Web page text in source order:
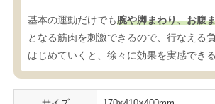
基本の運動だけでも腕や脚まわり、お腹
となる筋肉を刺激できるので、行なえる
はじめていくと、徐々に効果を実感でき